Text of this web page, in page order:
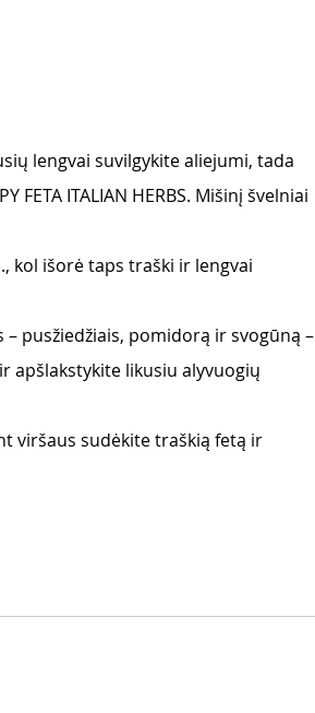
lengvai suvilgykite aliejumi, tada
FETA ITALIAN HERBS. Mišinį švelniai
kol išorė taps traški ir lengvai
pusžiedžiais, pomidorą ir svogūną –
apšlakstykite likusiu alyvuogių
viršaus sudėkite traškią fetą ir